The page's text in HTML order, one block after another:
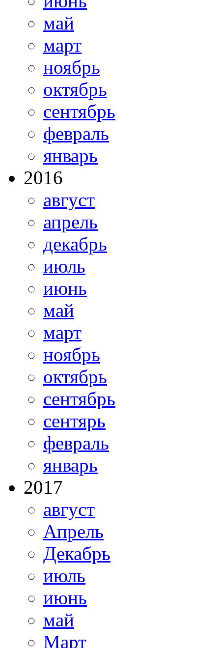
май
март
ноябрь
октябрь
сентябрь
февраль
январь
2016
август
апрель
декабрь
июль
июнь
май
март
ноябрь
октябрь
сентябрь
сентярь
февраль
январь
2017
август
Апрель
Декабрь
июль
июнь
май
Март